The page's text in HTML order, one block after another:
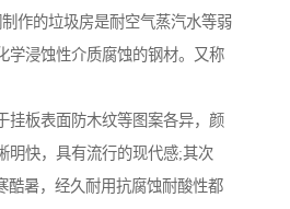
作的垃圾房是耐空气蒸汽水等弱
学浸蚀性介质腐蚀的钢材。又称
挂板表面防木纹等图案各异，颜
明快，具有流行的现代感;其次
酷暑，经久耐用抗腐蚀耐酸性都